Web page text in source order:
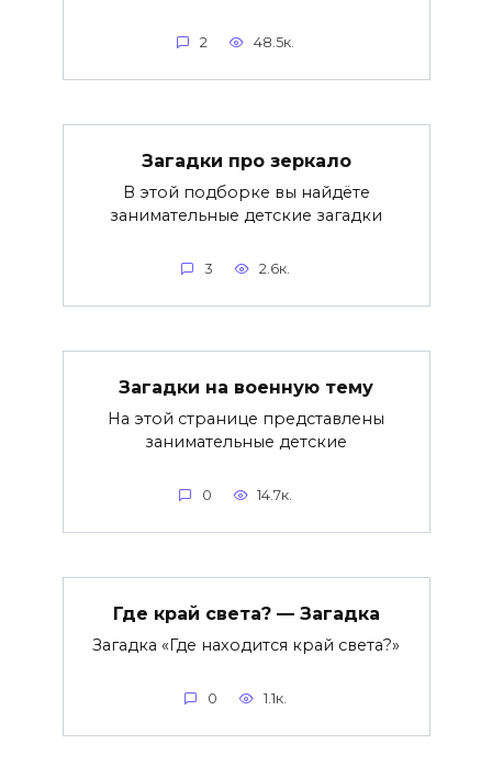
2 48.5к.
Загадки про зеркало
В этой подборке вы найдёте
занимательные детские загадки
3 2.6к.
Загадки на военную тему
На этой странице представлены
занимательные детские
0 14.7к.
Где край света? — Загадка
Загадка «Где находится край света?»
0 1.1к.